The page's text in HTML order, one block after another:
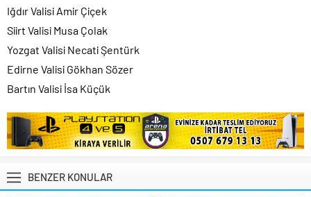
Iğdır Valisi Amir Çiçek
Siirt Valisi Musa Çolak
Yozgat Valisi Necati Şentürk
Edirne Valisi Gökhan Sözer
Bartın Valisi İsa Küçük
BENZER KONULAR